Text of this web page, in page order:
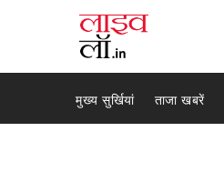
मुख्य सुर्खियां ताजा खबरें